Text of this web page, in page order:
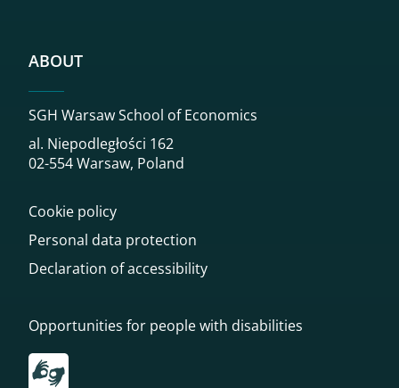
ABOUT
SGH Warsaw School of Economics
al. Niepodległości 162
02-554 Warsaw, Poland
Cookie policy
Personal data protection
Declaration of accessibility
Opportunities for people with disabilities
Przekierowanie do tłumacza on-line języka migowego